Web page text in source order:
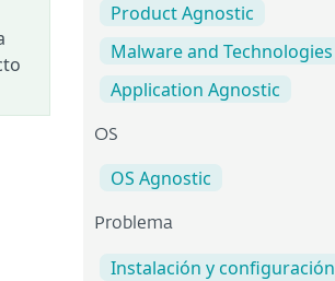
Product Agnostic
Malware and Technologies
Application Agnostic
OS
OS Agnostic
Problema
Instalación y configuración